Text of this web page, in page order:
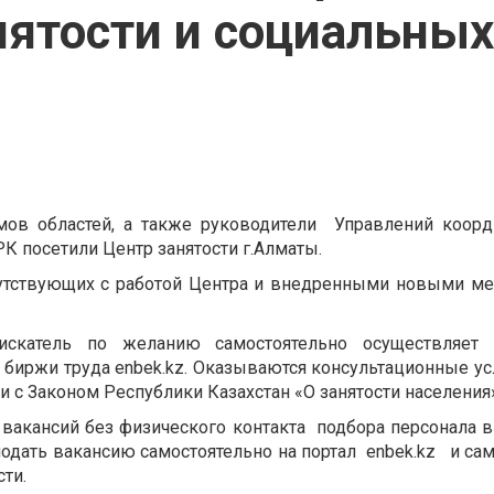
и социальных
областей, а также руководители Управлений
посетили Центр занятости г.Алматы.
с работой Центра и внедренными новыми
по желанию самостоятельно осуществляет
труда enbek.kz. Оказываются консультационные
Законом Республики Казахстан «О занятости
без физического контакта подбора персонала
вакансию самостоятельно на портал enbek.kz и